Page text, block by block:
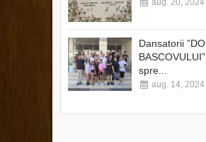
aug. 20, 2024
Dansatorii
spre...
aug. 14, 2024